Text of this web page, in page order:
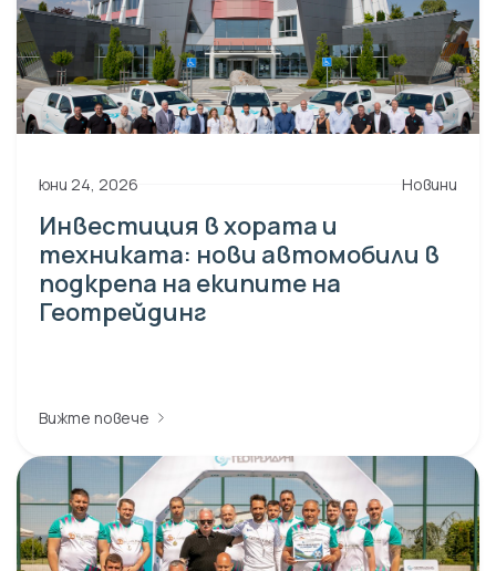
юни 24, 2026 Новини
Инвестиция в хората и
техниката: нови автомобили в
подкрепа на екипите на
Геотрейдинг
Вижте повече